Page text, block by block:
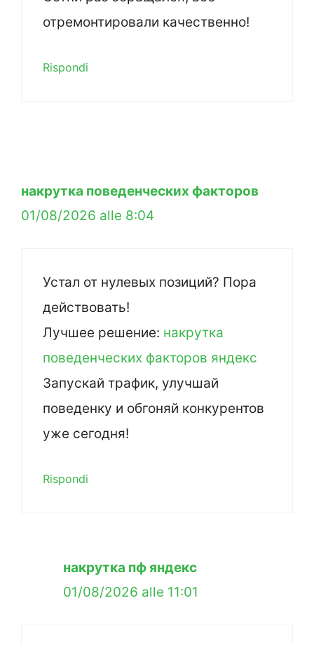
отремонтировали качественно!
Rispondi
накрутка поведенческих факторов
01/08/2026 alle 8:04
Устал от нулевых позиций? Пора
действовать!
Лучшее решение: накрутка
поведенческих факторов яндекс
Запускай трафик, улучшай
поведенку и обгоняй конкурентов
уже сегодня!
Rispondi
накрутка пф яндекс
01/08/2026 alle 11:01